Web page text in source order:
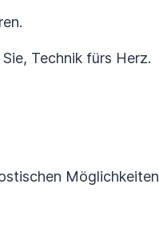
Technik fürs Herz.
Möglichkeiten